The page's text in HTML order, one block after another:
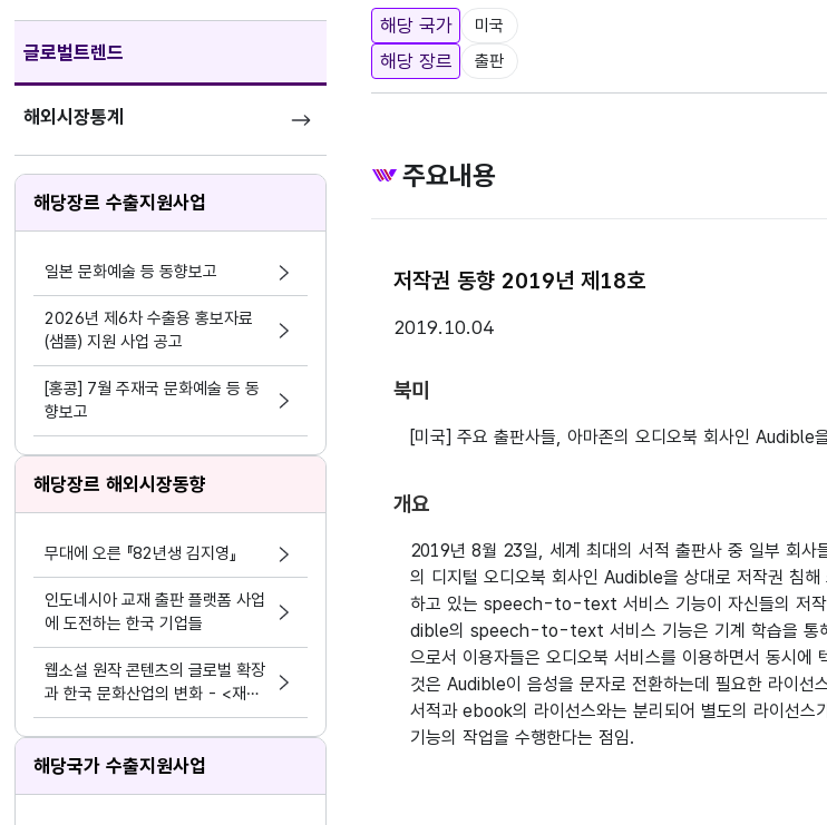
글로벌트렌드
해외시장통계
해당장르 수출지원사업
일본 문화예술 등 동향보고
2026년 제6차 수출용 홍보자료
(샘플) 지원 사업 공고
[홍콩] 7월 주재국 문화예술 등 동
향보고
해당장르 해외시장동향
무대에 오른 『82년생 김지영』
인도네시아 교재 출판 플랫폼 사업
에 도전하는 한국 기업들
웹소설 원작 콘텐츠의 글로벌 확장
과 한국 문화산업의 변화 - <재혼
황후> 실사화 드라마
해당국가 수출지원사업
해당 국가 미국
해당 장르 출판
주요내용
저작권 동향 2019년 제18호
2019.10.04
북미
[미국] 주요 출판사들, 아마존의 오디오북 회사인 Audible
개요
2019년 8월 23일, 세계 최대의 서적 출판사 중 일부 회사
의 디지털 오디오북 회사인 Audible을 상대로 저작권 침
하고 있는 speech-to-text 서비스 기능이 자신들의 저작
dible의 speech-to-text 서비스 기능은 기계 학습을 통
으로서 이용자들은 오디오북 서비스를 이용하면서 동시에
것은 Audible이 음성을 문자로 전환하는데 필요한 라이선
서적과 ebook의 라이선스와는 분리되어 별도의 라이선스
기능의 작업을 수행한다는 점임.